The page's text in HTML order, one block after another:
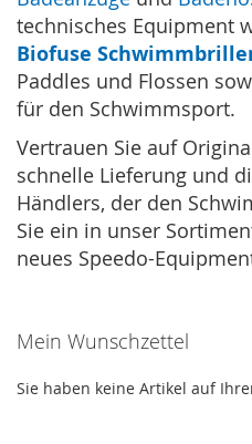
technisches Equipment
Biofuse
Paddles und Flossen
für den Schwimmsport.
Vertrauen Sie auf
schnelle Lieferung und
Händlers, der den
Sie ein in unser
neues Speedo-
Mein Wunschzettel
Sie haben keine Artikel auf